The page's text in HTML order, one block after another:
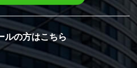
ルの方はこちら